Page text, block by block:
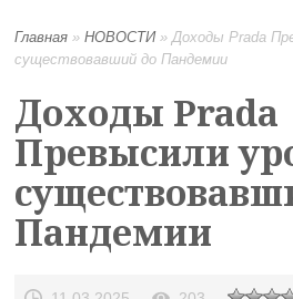
Главная »НОВОСТИ»Доходы Prada
существовавший до Пандемии
Доходы Prada
Превысили
Пандемии